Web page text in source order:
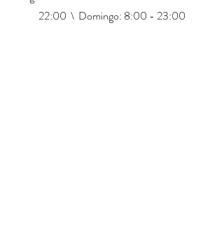
22:00 \ Domingo: 8:00 - 23:00